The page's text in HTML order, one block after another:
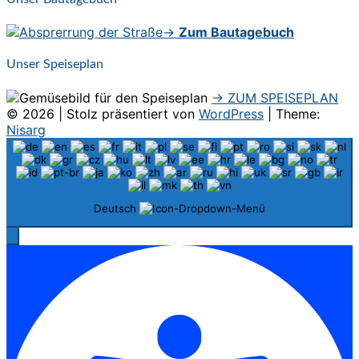
→ Zum Bautagebuch
Unser Speiseplan
→ ZUM SPEISEPLAN
© 2026
Stolz präsentiert von WordPress
Theme:
Nisarg
Deutsch